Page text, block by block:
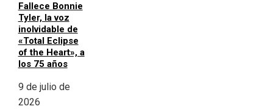
Fallece Bonnie
Tyler, la voz
inolvidable de
«Total Eclipse
of the Heart», a
los 75 años
9 de julio de
2026